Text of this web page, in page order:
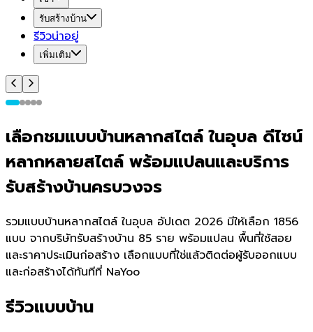
รับสร้างบ้าน
รีวิวน่าอยู่
เพิ่มเติม
เลือกชมแบบบ้านหลากสไตล์ ในอุบล ดีไซน์
หลากหลายสไตล์ พร้อมแปลนและบริการ
รับสร้างบ้านครบวงจร
รวมแบบบ้านหลากสไตล์ ในอุบล อัปเดต 2026 มีให้เลือก 1856
แบบ จากบริษัทรับสร้างบ้าน 85 ราย พร้อมแปลน พื้นที่ใช้สอย
และราคาประเมินก่อสร้าง เลือกแบบที่ใช่แล้วติดต่อผู้รับออกแบบ
และก่อสร้างได้ทันทีที่ NaYoo
รีวิวแบบบ้าน